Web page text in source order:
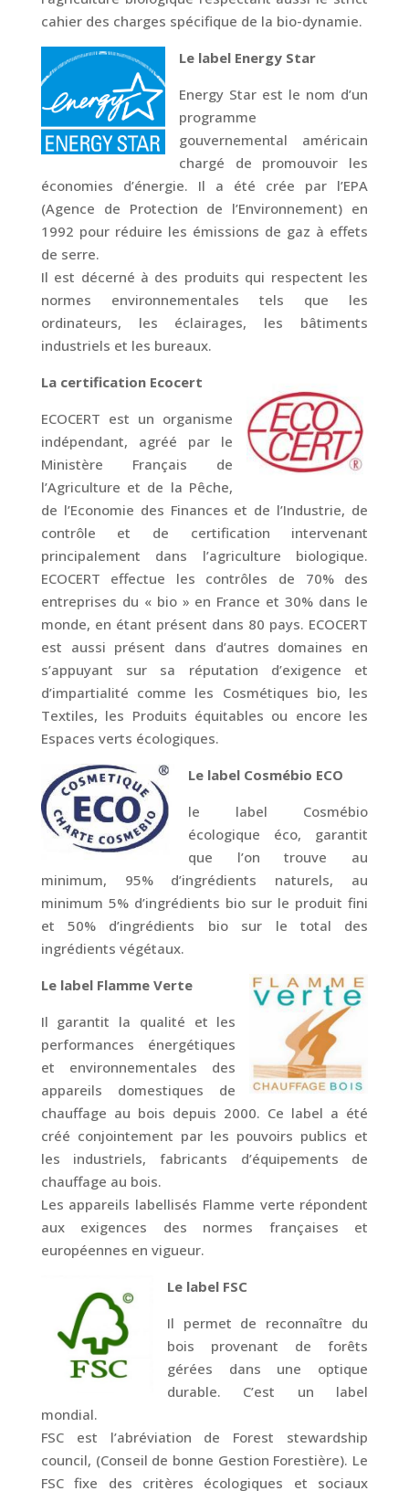
cahier des charges spécifique de la bio-dynamie.
Le label Energy Star
Energy Star est le nom d’un
programme
gouvernemental américain
chargé de promouvoir les
économies d’énergie. Il a été crée par l’EPA
(Agence de Protection de l’Environnement) en
1992 pour réduire les émissions de gaz à effets
de serre.
Il est décerné à des produits qui respectent les
normes environnementales tels que les
ordinateurs, les éclairages, les bâtiments
industriels et les bureaux.
La certification Ecocert
ECOCERT est un organisme
indépendant, agréé par le
Ministère Français de
l’Agriculture et de la Pêche,
de l’Economie des Finances et de l’Industrie, de
contrôle et de certification intervenant
principalement dans l’agriculture biologique.
ECOCERT effectue les contrôles de 70% des
entreprises du « bio » en France et 30% dans le
monde, en étant présent dans 80 pays. ECOCERT
est aussi présent dans d’autres domaines en
s’appuyant sur sa réputation d’exigence et
d’impartialité comme les Cosmétiques bio, les
Textiles, les Produits équitables ou encore les
Espaces verts écologiques.
Le label Cosmébio ECO
le label Cosmébio
écologique éco, garantit
que l’on trouve au
minimum, 95% d’ingrédients naturels, au
minimum 5% d’ingrédients bio sur le produit fini
et 50% d’ingrédients bio sur le total des
ingrédients végétaux.
Le label Flamme Verte
Il garantit la qualité et les
performances énergétiques
et environnementales des
appareils domestiques de
chauffage au bois depuis 2000. Ce label a été
créé conjointement par les pouvoirs publics et
les industriels, fabricants d’équipements de
chauffage au bois.
Les appareils labellisés Flamme verte répondent
aux exigences des normes françaises et
européennes en vigueur.
Le label FSC
Il permet de reconnaître du
bois provenant de forêts
gérées dans une optique
durable. C’est un label
mondial.
FSC est l’abréviation de Forest stewardship
council, (Conseil de bonne Gestion Forestière). Le
FSC fixe des critères écologiques et sociaux